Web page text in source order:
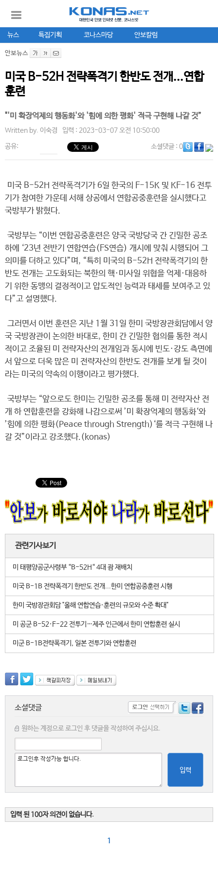
뉴스 특집기획 코나스마당 안보칼럼
안보뉴스
미국 B-52H 전략폭격기 한반도 전개...연합
훈련
"'미 확장억제의 행동화'와 '힘에 의한 평화' 적극 구현해 나갈 것”
Written by. 이숙경 입력 : 2023-03-07 오전 10:50:00
공유: 소셜댓글: 0
미국 B-52H 전략폭격기가 6일 한국의 F-15K 및 KF-16 전투
기가 참여한 가운데 서해 상공에서 연합공중훈련을 실시했다고
국방부가 밝혔다.
국방부는 “이번 연합공중훈련은 양국 국방당국 간 긴밀한 공조
하에 ‘23년 전반기 연합연습(FS연습) 개시에 맞춰 시행되어 그
의미를 더하고 있다”며, “특히 미국의 B-52H 전략폭격기의 한
반도 전개는 고도화되는 북한의 핵·미사일 위협을 억제·대응하
기 위한 동맹의 결정적이고 압도적인 능력과 태세를 보여주고 있
다”고 설명했다.
그러면서 이번 훈련은 지난 1월 31일 한미 국방장관회담에서 양
국 국방장관이 논의한 바대로, 한미 간 긴밀한 협의를 통한 적시
적이고 조율된 미 전략자산의 전개임과 동시에 빈도·강도 측면에
서 앞으로 더욱 많은 미 전략자산의 한반도 전개를 보게 될 것이
라는 미국의 약속의 이행이라고 평가했다.
국방부는 “앞으로도 한미는 긴밀한 공조를 통해 미 전략자산 전
개 하 연합훈련을 강화해 나감으로써 ’미 확장억제의 행동화‘와
’힘에 의한 평화(Peace through Strength)‘를 적극 구현해 나
갈 것”이라고 강조했다.(konas)
관련기사보기
미 태평양공군사령부 “B-52H“ 4대 괌 재배치
미국 B-1B 전략폭격기 한반도 전개...한미 연합공중훈련 시행
한미 국방장관회담 "올해 연합연습·훈련의 규모와 수준 확대"
미 공군 B-52·F-22 전투기…제주 인근에서 한미 연합훈련 실시
미군 B-1B전략폭격기, 일본 전투기와 연합훈련
소셜댓글
원하는 계정으로 로그인 후 댓글을 작성하여 주십시요.
입력
입력 된 100자 의견이 없습니다.
1